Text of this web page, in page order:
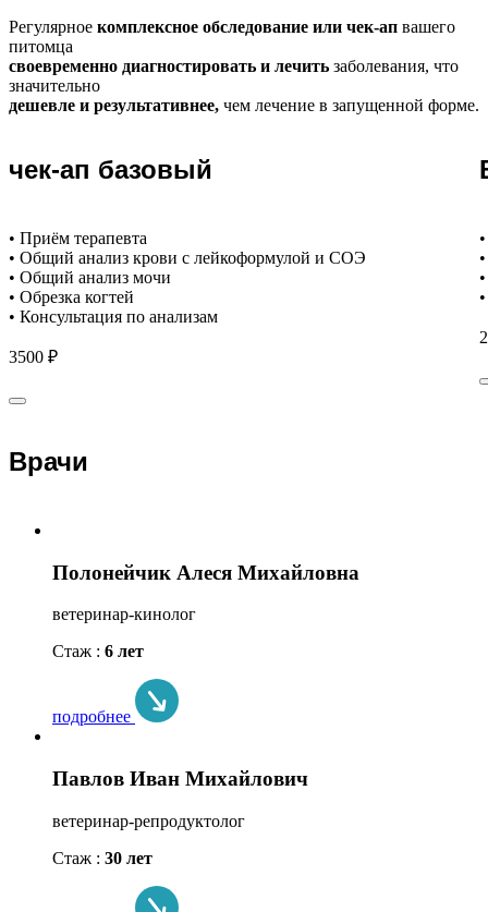
Регулярное комплексное обследование или чек-ап вашего
питомца
своевременно диагностировать и лечить заболевания, что
значительно
дешевле и результативнее, чем лечение в запущенной форме.
чек-ап базовый
• Приём терапевта
• Общий анализ крови с лейкоформулой и СОЭ
• Общий анализ мочи
• Обрезка когтей
• Консультация по анализам
3500 ₽
Врачи
Полонейчик Алеся Михайловна
ветеринар-кинолог
Стаж : 6 лет
подробнее
Павлов Иван Михайлович
ветеринар-репродуктолог
Стаж : 30 лет